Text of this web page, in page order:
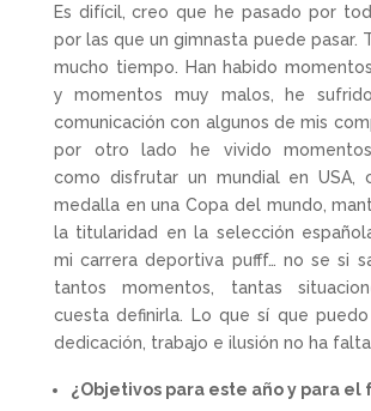
Es difícil, creo que he pasado por
por las que un gimnasta puede pasar.
mucho tiempo. Han habido
y momentos muy malos, he
comunicación con algunos de mis
por otro lado he vivido momentos
como disfrutar un mundial en USA,
medalla en una Copa del mundo,
la titularidad en la selección
mi carrera deportiva pufff… no se si
tantos momentos, tantas
cuesta definirla. Lo que sí que
dedicación, trabajo e ilusión no ha
¿Objetivos para este año y para el